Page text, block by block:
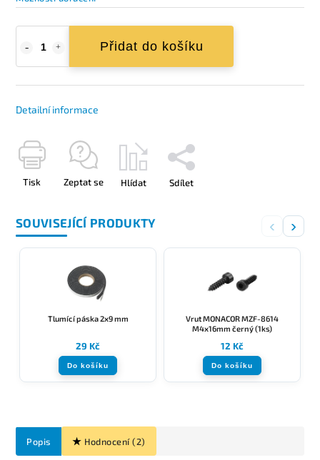
Přidat do košíku
Detailní informace
Tisk Zeptat se Hlídat Sdílet
SOUVISEJÍCÍ PRODUKTY ‹ ›
Tlumící páska 2x9 mm
29 Kč
Do košíku
Vrut MONACOR MZF-8614
M4x16mm černý (1ks)
12 Kč
Do košíku
Popis Hodnocení (2)